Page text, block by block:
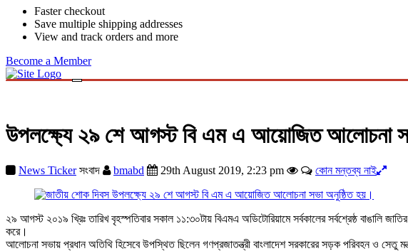
Faster checkout
Save multiple shipping addresses
View and track orders and more
Become a Member
Toggle
উপলক্ষ্যে ২৯ শে আগস্ট বি এম এ আয়োজিত আলোচনা
News Tickerসংবাদ bmabd 29th August 2019, 2:23 pm কোন মন্তব্য নাই
২৯ আগস্ট ২০১৯ খ্রিঃ তারিখ বৃহস্পতিবার সকাল ১১:৩০টায় বিএমএ অডিটোরিয়ামে সর্বকালের সর্বশ্রেষ্ঠ বাঙালি
করে।
আলোচনা সভায় প্রধান অতিথি হিসেবে উপস্থিত ছিলেন গণপ্রজাতন্ত্রী বাংলাদেশ সরকারের সড়ক পরিবহন ও সেতু